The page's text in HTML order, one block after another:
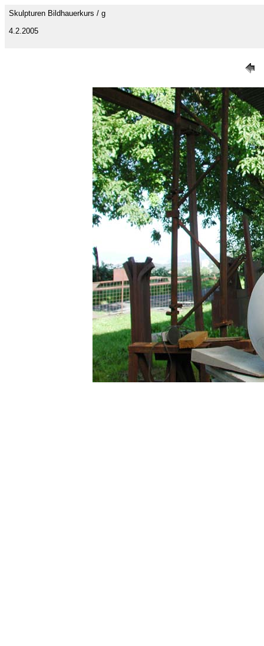
Skulpturen Bildhauerkurs / g
4.2.2005